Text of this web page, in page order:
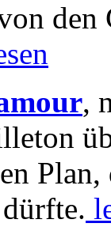
den
,
Plan,